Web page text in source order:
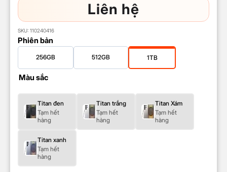
Liên hệ
SKU: 110240416
Phiên bản
256GB 512GB 1TB
Màu sắc
Titan đen
Tạm hết
hàng
Titan trắng
Tạm hết
hàng
Titan Xám
Tạm hết
hàng
Titan xanh
Tạm hết
hàng